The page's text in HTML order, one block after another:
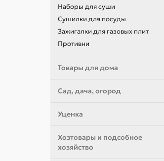
Наборы для суши
Сушилки для посуды
Зажигалки для газовых плит
Противни
Товары для дома
Сад, дача, огород
Уценка
Хозтовары и подсобное
хозяйство